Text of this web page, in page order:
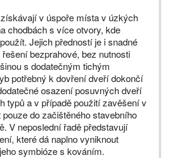
v úspoře místa v úzkých
chodbách s více otvory, kde
Jejich předností je i snadné
bezprahové, bez nutnosti
s dodatečným tichým
potřebný k dovření dveří dokončí
osazení posuvných dveří
typů a v případě použití zavěšení v
do začištěného stavebního
V neposlední řadě představují
které dá naplno vyniknout
symbióze s kováním.